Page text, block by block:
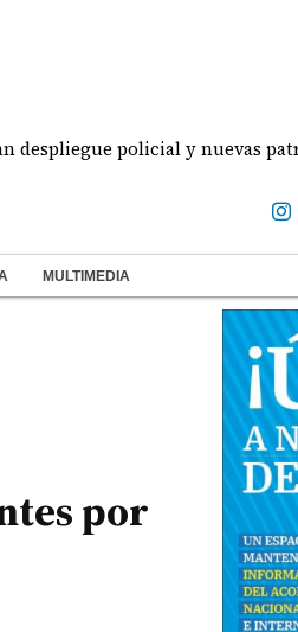
policial y nuevas patrullas
MULTIMEDIA
por